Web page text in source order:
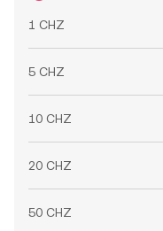
1 CHZ
5 CHZ
10 CHZ
20 CHZ
50 CHZ